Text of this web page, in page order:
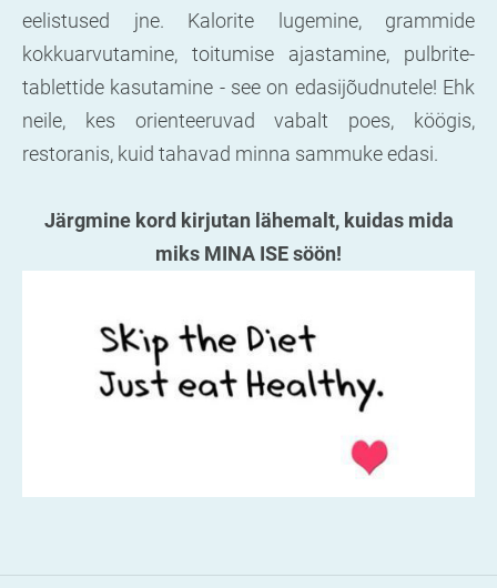
eelistused jne. Kalorite lugemine, grammide
kokkuarvutamine, toitumise ajastamine, pulbrite-
tablettide kasutamine - see on edasijõudnutele! Ehk
neile, kes orienteeruvad vabalt poes, köögis,
restoranis, kuid tahavad minna sammuke edasi.
Järgmine kord kirjutan lähemalt, kuidas mida
miks MINA ISE söön!